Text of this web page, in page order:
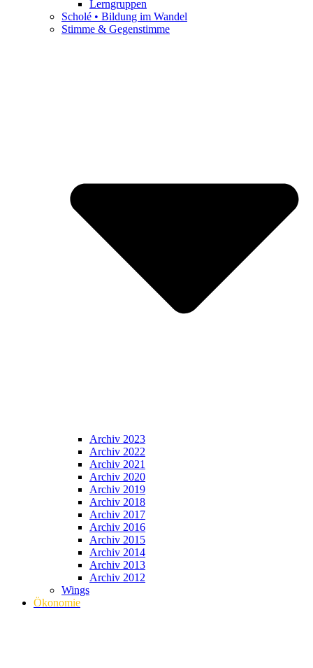
Lerngruppen
Scholé • Bildung im Wandel
Stimme & Gegenstimme
Archiv 2023
Archiv 2022
Archiv 2021
Archiv 2020
Archiv 2019
Archiv 2018
Archiv 2017
Archiv 2016
Archiv 2015
Archiv 2014
Archiv 2013
Archiv 2012
Wings
Ökonomie